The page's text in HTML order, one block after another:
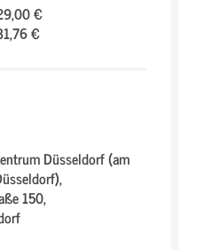
€
€
Düsseldorf (am
150,